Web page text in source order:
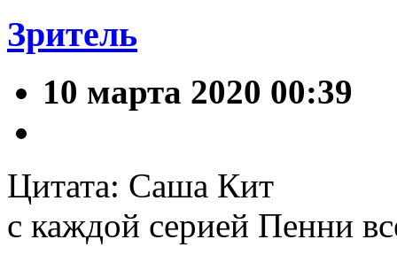
Зритель
10 марта 2020 00:39
Цитата: Саша Кит
с каждой серией Пенни